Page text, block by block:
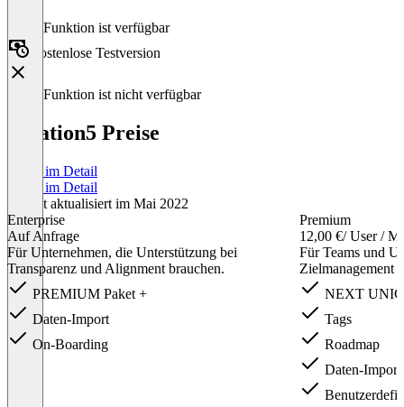
Diese Funktion ist verfügbar
Kostenlose Testversion
Diese Funktion ist nicht verfügbar
Relation5 Preise
Preise im Detail
Preise im Detail
Zuletzt aktualisiert im Mai 2022
Enterprise
Auf Anfrage
Für Unternehmen, die Unterstützung bei
Transparenz und Alignment brauchen.
PREMIUM Paket +
Daten-Import
On-Boarding
Premium
12,00 €/ User /
Für Teams und
Zielmanagement
NEXT
Tags
Roadmap
Daten-